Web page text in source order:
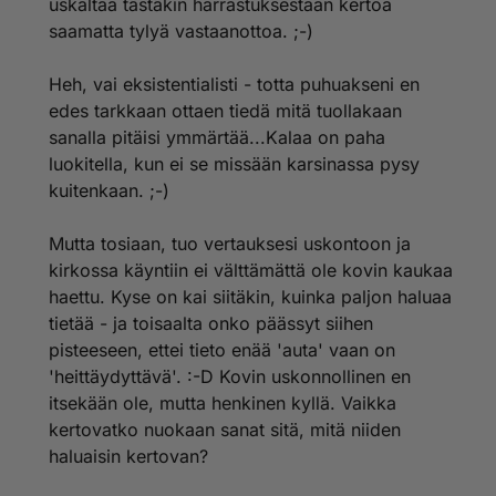
minkä tahansa muunkin uskoon ja ei välttämättä
kanssa (ja kun sitä tarkemmin ajattelee, niitä asioita on
todella paljon elämässämme).
Itselläni on kotona Maria-ikoni, vaikka en koekaan
olevani ainakaan mitenkään erityisen tunnustuksellinen
uskovainen (kas kun kiinnostavat nuo muutkin kuin
tippaakaan aitoa uskoa. Mutta jotain se kuitenkin
merkitsee, ja on ollut tärkeä - ehkäpä juuri siksi, että
se muistuttaa henkisistä arvoista, symbolisoi sitä, että
enhän minä oikeastaan tiedä paljon mitään. Ja
ennenkaikkea sitä, että kenties sillä tietämisellä ei ole
niin väliäkään.
Tuo 'heittäytyminen' oli hyvä sananvalinta, heh,
kuullostat ihan pesunkestävältä eksistentialistilta ;-)
Mitä iltapäivälehtien jne horoskooppeihin tulee, niillä
uskaltaa tästäkin harrastuksestaan kertoa
saamatta tylyä vastaanottoa. ;-)
Heh, vai eksistentialisti - totta puhuakseni en
edes tarkkaan ottaen tiedä mitä tuollakaan
sanalla pitäisi ymmärtää...Kalaa on paha
luokitella, kun ei se missään karsinassa pysy
kuitenkaan. ;-)
Mutta tosiaan, tuo vertauksesi uskontoon ja
kirkossa käyntiin ei välttämättä ole kovin kaukaa
haettu. Kyse on kai siitäkin, kuinka paljon haluaa
tietää - ja toisaalta onko päässyt siihen
pisteeseen, ettei tieto enää 'auta' vaan on
'heittäydyttävä'. :-D Kovin uskonnollinen en
itsekään ole, mutta henkinen kyllä. Vaikka
kertovatko nuokaan sanat sitä, mitä niiden
haluaisin kertovan?